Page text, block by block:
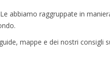
abbiamo raggruppate in
mappe e dei nostri consigli